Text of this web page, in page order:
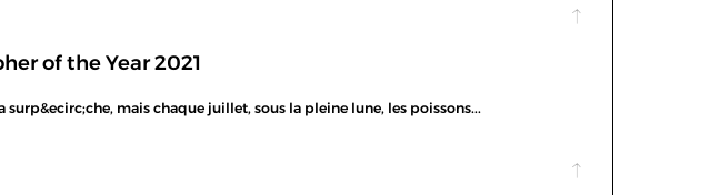
of the Year 2021
mais chaque juillet, sous la pleine lune, les poissons...